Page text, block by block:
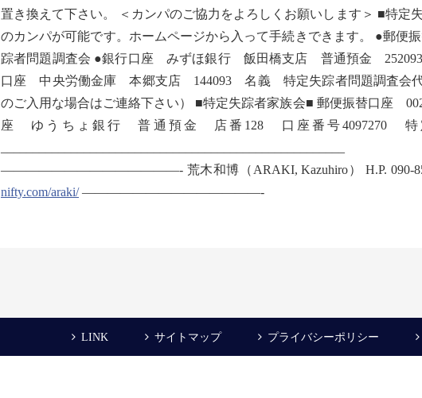
置き換えて下さい。 ＜カンパのご協力をよろしくお願いします＞ ■特定
のカンパが可能です。ホームページから入って手続きできます。 ●郵便
踪者問題調査会 ●銀行口座 みずほ銀行 飯田橋支店 普通預金
口座 中央労働金庫 本郷支店 144093 名義 特定失踪者問題調査会
のご入用な場合はご連絡下さい） ■特定失踪者家族会■ 郵便振替口座
座 ゆうちょ銀行 普通預金 店番128 口座番号4097270 特
——————————————- 荒木和博（ARAKI, Kazuhiro） H.P. 090-
nifty.com/araki/——————————————-
LINK サイトマップ プライバシーポリシー